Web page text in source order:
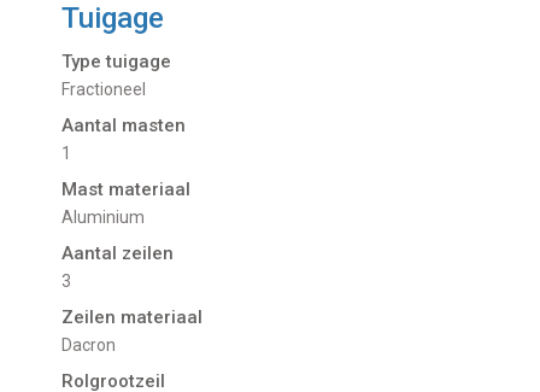
Tuigage
Type tuigage
Fractioneel
Aantal masten
1
Mast materiaal
Aluminium
Aantal zeilen
3
Zeilen materiaal
Dacron
Rolgrootzeil